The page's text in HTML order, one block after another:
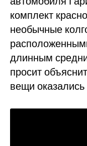
комплект
необычные
длинным
просит
вещи